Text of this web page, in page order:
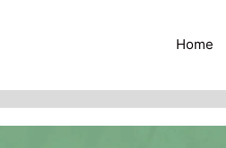
Home